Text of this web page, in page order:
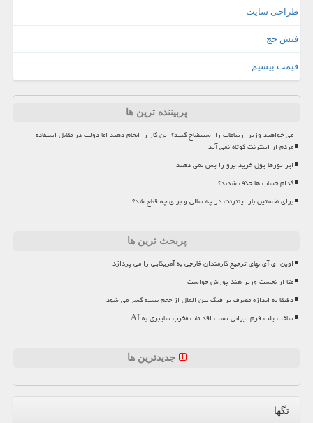
طراحی سایت
فیش حج
قیمت بیسیم
پربیننده ترین ها
می خواهید وزیر ارتباطات را استیضاح کنید؟ این کار را انجام دهید اما دولت در مقابل استفاده
مردم از اینترنت کوتاه نمی آید
اپراتورها پول خرید پرو را پس نمی دهند
کدام حساب ها حذف شدند؟
برای نخستین بار اینترنت در چه سالی و برای چه قطع شد؟
پربحث ترین ها
اوپن ای آی بهای ترجیح کارمندان خارجی به آمریکایی را می پردازد
متا از نخست وزیر هند پوزش خواست
دقیقا به اندازه مصرف ترافیک بین الملل از حجم بسته کسر می شود
ساخت پلت فرم ایرانی تست اقدامات مخرب سایبری به AI
جدیدترین ها
تگها